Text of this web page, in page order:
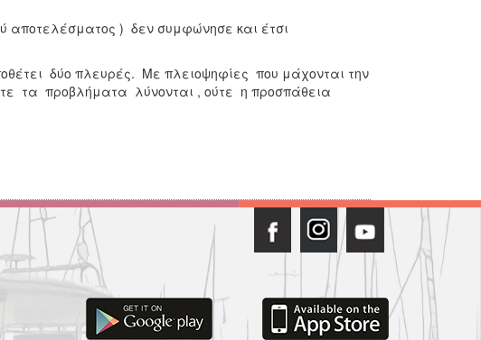
αποτελέσματος ) δεν συμφώνησε και έτσι
δύο πλευρές. Με πλειοψηφίες που μάχονται την
τα προβλήματα λύνονται , ούτε η προσπάθεια